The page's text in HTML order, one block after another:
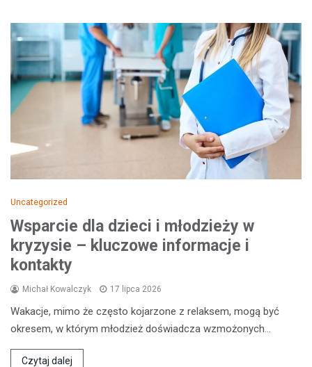
Uncategorized
Wsparcie dla dzieci i młodzieży w
kryzysie – kluczowe informacje i
kontakty
Michał Kowalczyk 17 lipca 2026
Wakacje, mimo że często kojarzone z relaksem, mogą być
okresem, w którym młodzież doświadcza wzmożonych…
Czytaj dalej